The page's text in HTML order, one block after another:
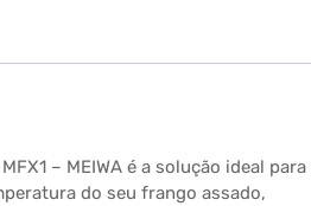
– MEIWA é a solução ideal para
do seu frango assado,